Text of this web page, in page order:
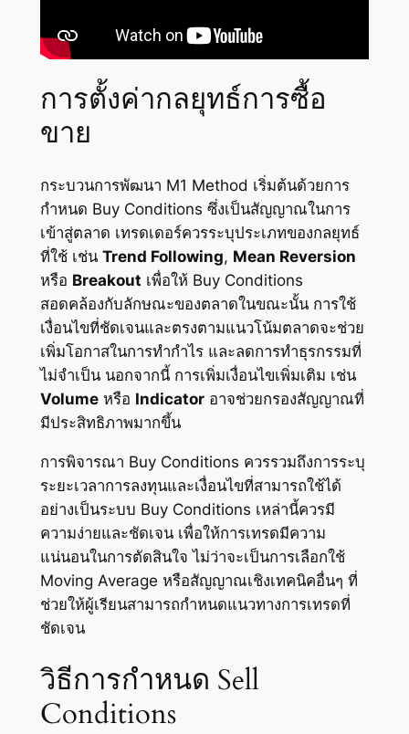
การตั้งค่ากลยุทธ์การซื้อ
ขาย
กระบวนการพัฒนา M1 Method เริ่มต้นด้วยการ
กำหนด Buy Conditions ซึ่งเป็นสัญญาณในการ
เข้าสู่ตลาด เทรดเดอร์ควรระบุประเภทของกลยุทธ์
ที่ใช้ เช่น Trend Following, Mean Reversion
หรือ Breakout เพื่อให้ Buy Conditions
สอดคล้องกับลักษณะของตลาดในขณะนั้น การใช้
เงื่อนไขที่ชัดเจนและตรงตามแนวโน้มตลาดจะช่วย
เพิ่มโอกาสในการทำกำไร และลดการทำธุรกรรมที่
ไม่จำเป็น นอกจากนี้ การเพิ่มเงื่อนไขเพิ่มเติม เช่น
Volumeหรือ Indicatorอาจช่วยกรองสัญญาณที่
มีประสิทธิภาพมากขึ้น
การพิจารณา Buy Conditions ควรรวมถึงการระบุ
ระยะเวลาการลงทุนและเงื่อนไขที่สามารถใช้ได้
อย่างเป็นระบบ Buy Conditions เหล่านี้ควรมี
ความง่ายและชัดเจน เพื่อให้การเทรดมีความ
แน่นอนในการตัดสินใจ ไม่ว่าจะเป็นการเลือกใช้
Moving Average หรือสัญญาณเชิงเทคนิคอื่นๆ ที่
ช่วยให้ผู้เรียนสามารถกำหนดแนวทางการเทรดที่
ชัดเจน
วิธีการกำหนด Sell
Conditions